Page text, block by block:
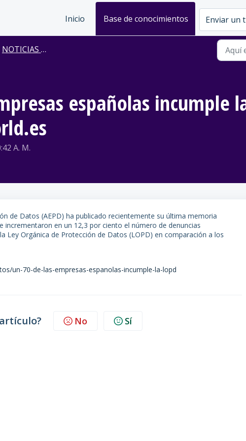
Inicio
Base de conocimientos Enviar un
NOTICIAS DE PRENSA
españolas incumple
A. M.
de Datos (AEPD) ha publicado recientemente su última memoria
incrementaron en un 12,3 por ciento el número de denuncias
Ley Orgánica de Protección de Datos (LOPD) en comparación a los
un-70-de-las-empresas-espanolas-incumple-la-lopd
No Sí